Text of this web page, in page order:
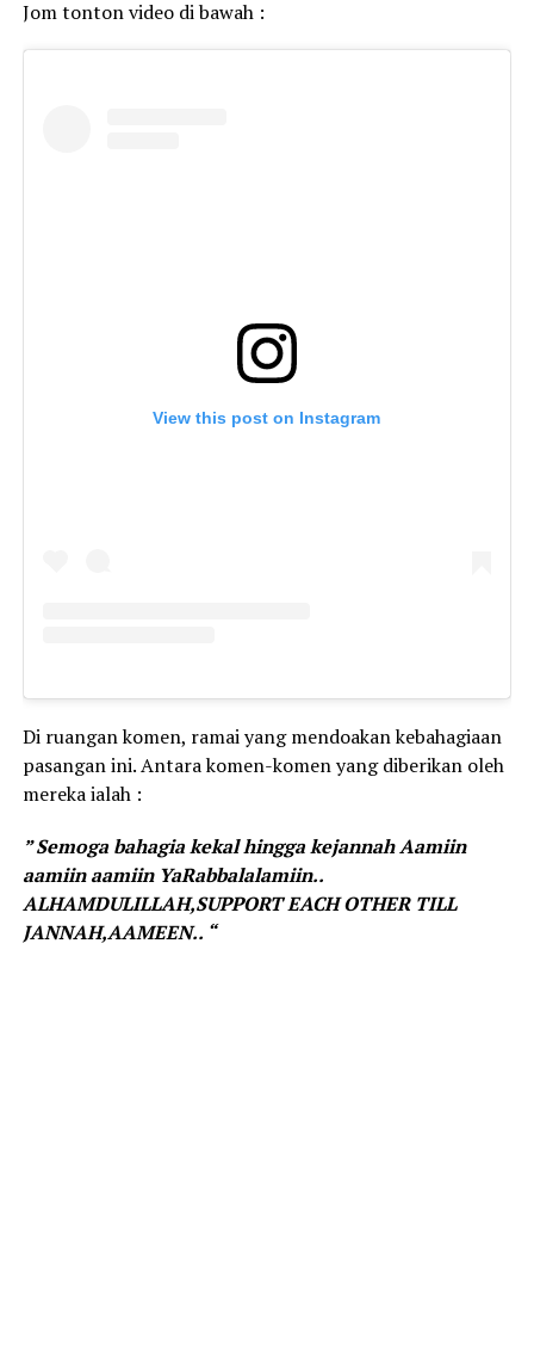
Jom tonton video di bawah :
View this post on Instagram
Di ruangan komen, ramai yang mendoakan kebahagiaan
pasangan ini. Antara komen-komen yang diberikan oleh
mereka ialah :
” Semoga bahagia kekal hingga kejannah Aamiin
aamiin aamiin YaRabbalalamiin..
ALHAMDULILLAH,SUPPORT EACH OTHER TILL
JANNAH,AAMEEN.. “